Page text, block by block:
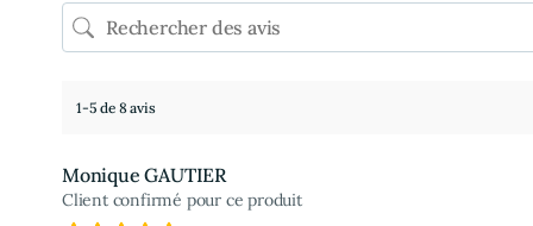
1-5 de 8 avis
Monique GAUTIER
Client confirmé pour ce produit